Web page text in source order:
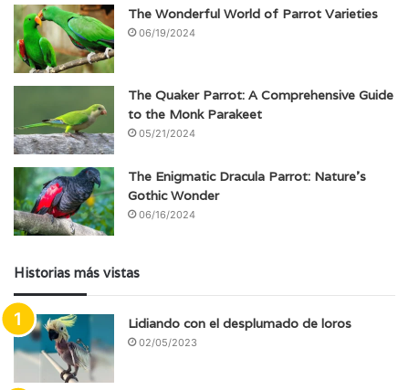
The Wonderful World of Parrot Varieties
06/19/2024
The Quaker Parrot: A Comprehensive Guide
to the Monk Parakeet
05/21/2024
The Enigmatic Dracula Parrot: Nature’s
Gothic Wonder
06/16/2024
Historias más vistas
Lidiando con el desplumado de loros
02/05/2023